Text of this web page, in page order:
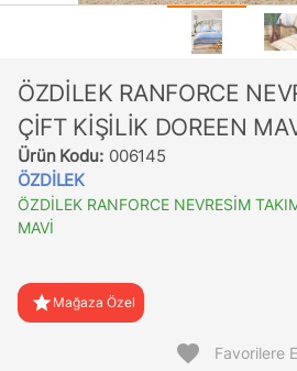
ÖZDİLEK RANFORCE
ÇİFT KİŞİLİK DOREEN
Ürün Kodu: 006145
ÖZDİLEK
ÖZDİLEK RANFORCE NEVRESİM
MAVİ
star Mağaza Özel
favorite Favorilere